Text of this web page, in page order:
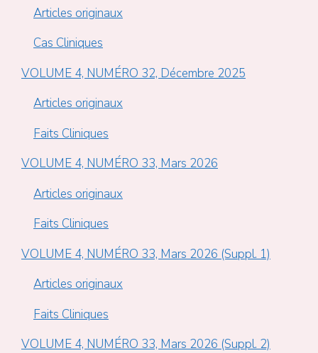
Articles originaux
Cas Cliniques
VOLUME 4, NUMÉRO 32, Décembre 2025
Articles originaux
Faits Cliniques
VOLUME 4, NUMÉRO 33, Mars 2026
Articles originaux
Faits Cliniques
VOLUME 4, NUMÉRO 33, Mars 2026 (Suppl. 1)
Articles originaux
Faits Cliniques
VOLUME 4, NUMÉRO 33, Mars 2026 (Suppl. 2)